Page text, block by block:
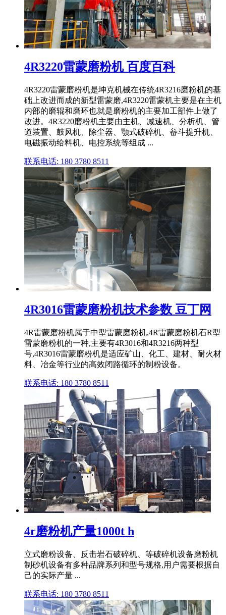
4R3220雷蒙磨粉机 百度百科
4R3220雷蒙磨粉机是坤克机械在传统4R3216磨粉机的基
础上改进而成的新型雷蒙磨,4R3220雷蒙机主要是在主机
内部的磨辊和磨环也就是磨粉机的主要加工部件上做了
改进。4R3220磨粉机主要由主机、减速机、分析机、管
道装置、鼓风机、除尘器、颚式破碎机、畚斗提升机、
电磁振动给料机、电控系统等组成 ...
联系电话: 180 3780 8511
4R3016雷蒙磨粉机技术参数 豆丁网
4R雷蒙磨粉机属于中型雷蒙磨粉机,4R雷蒙磨粉机石R型
雷蒙磨粉机的一种,主要有4R3016和4R3216两种型
号,4R3016雷蒙磨粉机是适应矿山、化工、建材、耐火材
料、冶金等行业的高效闭路循环的制粉设备。
联系电话: 180 3780 8511
4r磨粉机产量1000t h
立式磨粉设备、反击岩石破碎机、等破碎机设备磨粉机
制砂机设备有多种品牌系列和型号规格,用户需要根据自
己的实际产量 ...
联系电话: 180 3780 8511